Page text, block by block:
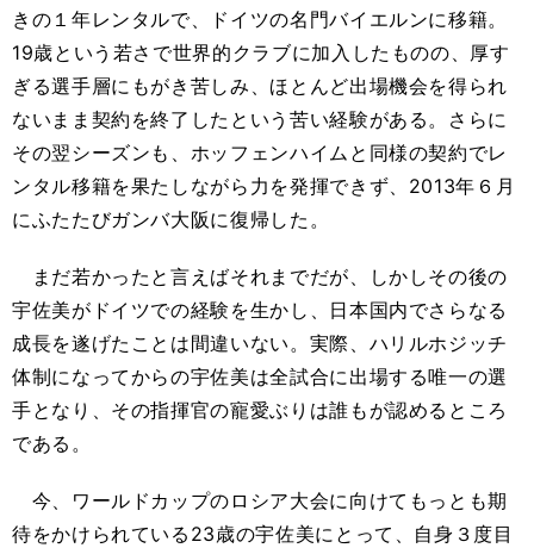
きの１年レンタルで、ドイツの名門バイエルンに移籍。
19歳という若さで世界的クラブに加入したものの、厚す
ぎる選手層にもがき苦しみ、ほとんど出場機会を得られ
ないまま契約を終了したという苦い経験がある。さらに
その翌シーズンも、ホッフェンハイムと同様の契約でレ
ンタル移籍を果たしながら力を発揮できず、2013年６月
にふたたびガンバ大阪に復帰した。
まだ若かったと言えばそれまでだが、しかしその後の
宇佐美がドイツでの経験を生かし、日本国内でさらなる
成長を遂げたことは間違いない。実際、ハリルホジッチ
体制になってからの宇佐美は全試合に出場する唯一の選
手となり、その指揮官の寵愛ぶりは誰もが認めるところ
である。
今、ワールドカップのロシア大会に向けてもっとも期
待をかけられている23歳の宇佐美にとって、自身３度目